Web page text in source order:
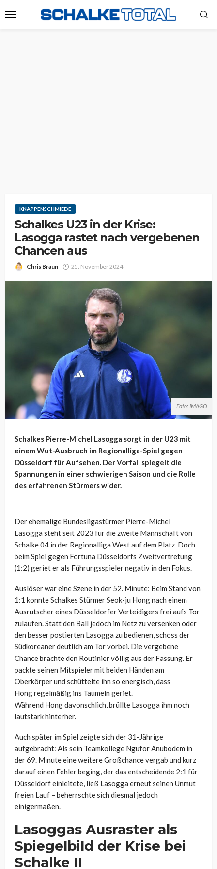
KNAPPENSCHMIEDE
Schalkes U23 in der Krise:
Lasogga rastet nach vergebenen
Chancen aus
Chris Braun 25. November 2024
Foto: IMAGO
Schalkes Pierre-Michel Lasogga sorgt in der U23 mit
einem Wut-Ausbruch im Regionalliga-Spiel gegen
Düsseldorf für Aufsehen. Der Vorfall spiegelt die
Spannungen in einer schwierigen Saison und die Rolle
des erfahrenen Stürmers wider.
Der ehemalige Bundesligastürmer Pierre-Michel
Lasogga steht seit 2023 für die zweite Mannschaft von
Schalke 04 in der Regionalliga West auf dem Platz. Doch
beim Spiel gegen Fortuna Düsseldorfs Zweitvertretung
(1:2) geriet er als Führungsspieler negativ in den Fokus.
Auslöser war eine Szene in der 52. Minute: Beim Stand von
1:1 konnte Schalkes Stürmer Seok-ju Hongnach einem
Ausrutscher eines Düsseldorfer Verteidigers frei aufs Tor
zulaufen. Statt den Ball jedoch im Netz zu versenken oder
den besser postierten Lasogga zu bedienen, schoss der
Südkoreaner deutlich am Tor vorbei. Die vergebene
Chance brachteden Routiniervöllig aus der Fassung. Er
packte seinen Mitspieler mit beiden Händen am
Oberkörper und schüttelte ihn so energisch, dass
Hongregelmäßig ins Taumeln geriet.
Während Hongdavonschlich, brüllte Lasogga ihm noch
lautstark hinterher.
Auch später im Spiel zeigte sich der 31-Jährige
aufgebracht: Als sein Teamkollege NguforAnubodem in
der 69. Minute eine weitere Großchance vergab und kurz
darauf einen Fehler beging, der das entscheidende 2:1 für
Düsseldorf einleitete, ließ Lasogga erneut seinen Unmut
freien Lauf – beherrschte sich diesmal jedoch
einigermaßen.
Lasoggas Ausraster als
Spiegelbild der Krise bei
Schalke II